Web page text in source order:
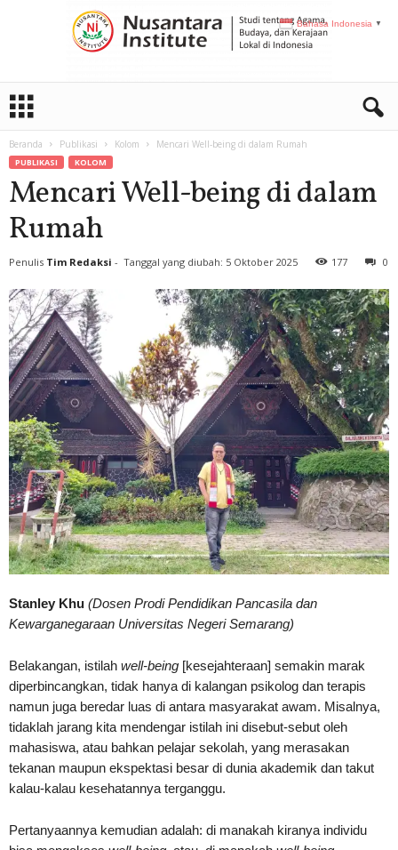
Beranda Publikasi Kolom Mencari Well-being di dalam Rumah
PUBLIKASI KOLOM
Mencari Well-being di dalam
Rumah
Penulis Tim Redaksi - Tanggal yang diubah: 5 Oktober 2025 177 0
Stanley Khu (Dosen Prodi Pendidikan Pancasila dan
Kewarganegaraan Universitas Negeri Semarang)
Belakangan, istilah well-being [kesejahteraan] semakin marak
diperbincangkan, tidak hanya di kalangan psikolog dan terapis
namun juga beredar luas di antara masyarakat awam. Misalnya,
tidaklah jarang kita mendengar istilah ini disebut-sebut oleh
mahasiswa, atau bahkan pelajar sekolah, yang merasakan
tekanan maupun ekspektasi besar di dunia akademik dan takut
kalau-kalau kesehatannya terganggu.
Pertanyaannya kemudian adalah: di manakah kiranya individu
Bahasa Indonesia ▼